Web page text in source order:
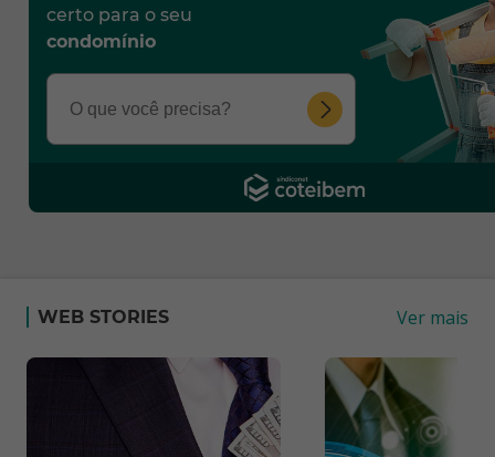
certo para o seu
condomínio
WEB STORIES Ver mais